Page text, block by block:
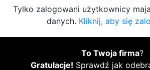
Tylko zalogowani użytkownicy
danych. Kliknij, aby się
To Twoja firma?
Gratulacje! Sprawdź jak